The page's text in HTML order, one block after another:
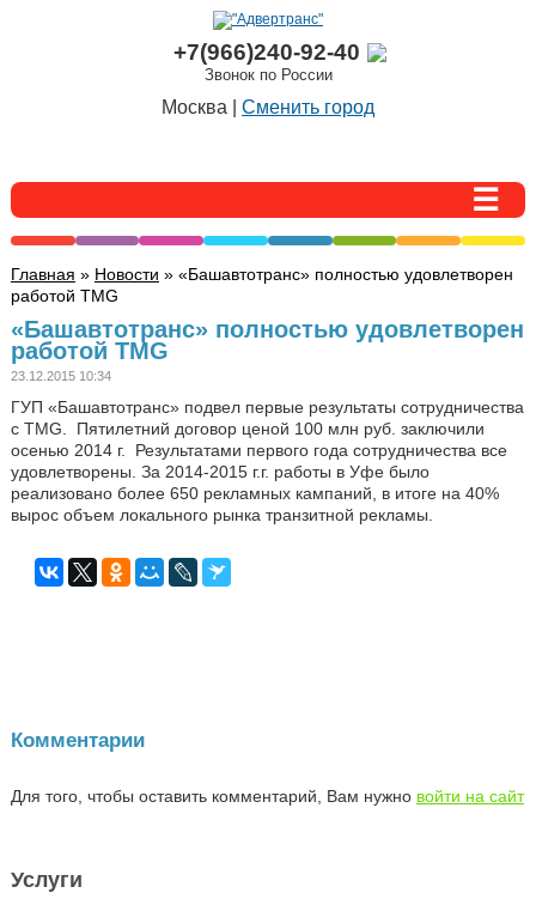
+7(966)240-92-40
Звонок по России
Москва | Сменить город
Главная » Новости » «Башавтотранс» полностью удовлетворен
работой TMG
«Башавтотранс» полностью удовлетворен
работой TMG
23.12.2015 10:34
ГУП «Башавтотранс» подвел первые результаты сотрудничества
с TMG. Пятилетний договор ценой 100 млн руб. заключили
осенью 2014 г. Результатами первого года сотрудничества все
удовлетворены. За 2014-2015 г.г. работы в Уфе было
реализовано более 650 рекламных кампаний, в итоге на 40%
вырос объем локального рынка транзитной рекламы.
Комментарии
Для того, чтобы оставить комментарий, Вам нужно войти на сайт
Услуги